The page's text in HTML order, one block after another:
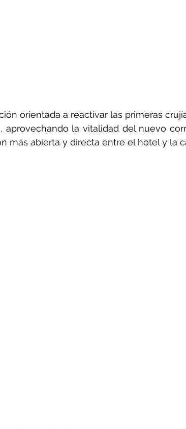
orientada a reactivar las primeras
, aprovechando la vitalidad del nuevo
más abierta y directa entre el hotel y la